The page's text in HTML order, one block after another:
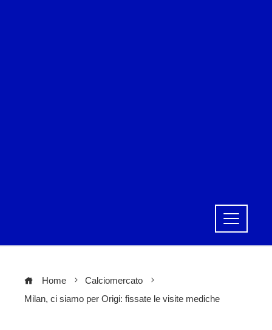
Home
Calciomercato
Milan, ci siamo per Origi: fissate le visite mediche